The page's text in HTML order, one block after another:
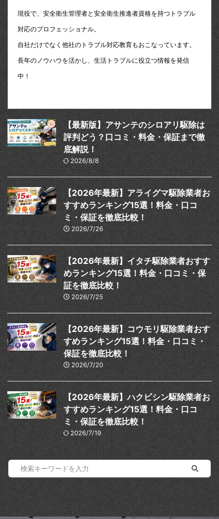
現役で、安全衛生管理者と安全衛生推進者資格を持つトラブル
対応のプロフェッショナル。
自社だけでなく他社のトラブル対応教育もおこなっています。
長年のノウハウを活かし、生活トラブルに役立つ情報を発信
中！
【最新版】アサンテのシロアリ駆除は
評判どう？口コミ・料金・保証まで徹
底解説！
2026/8/8
【2026年最新】アライグマ駆除業者お
すすめランキング15選！料金・口コ
ミ・保証を徹底比較！
2026/7/26
【2026年最新】イタチ駆除業者おすす
めランキング15選！料金・口コミ・保
証を徹底比較！
2026/7/25
【2026年最新】コウモリ駆除業者おす
すめランキング15選！料金・口コミ・
保証を徹底比較！
2026/7/20
【2026年最新】ハクビシン駆除業者お
すすめランキング15選！料金・口コ
ミ・保証を徹底比較！
2026/7/19